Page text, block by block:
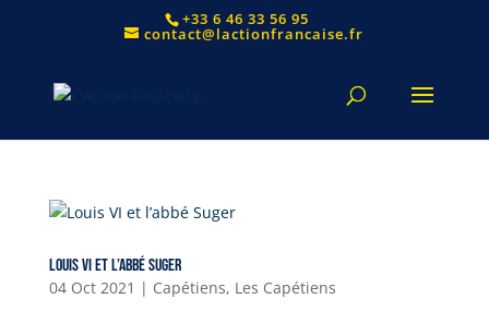
+33 6 46 33 56 95
contact@lactionfrancaise.fr
Louis VI et l’abbé Suger
04 Oct 2021 | Capétiens, Les Capétiens